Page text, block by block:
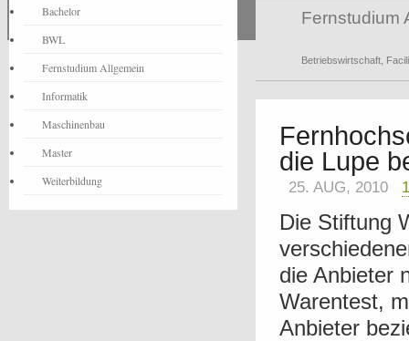
Fernstudium
Betriebswirtschaft
die Lupe
25. AUG, 2010
Die Stiftung
die Anbieter
Warentest,
Anbieter
Bachelor
BWL
Fernstudium Allgemein
Informatik
Maschinenbau
Master
Weiterbildung